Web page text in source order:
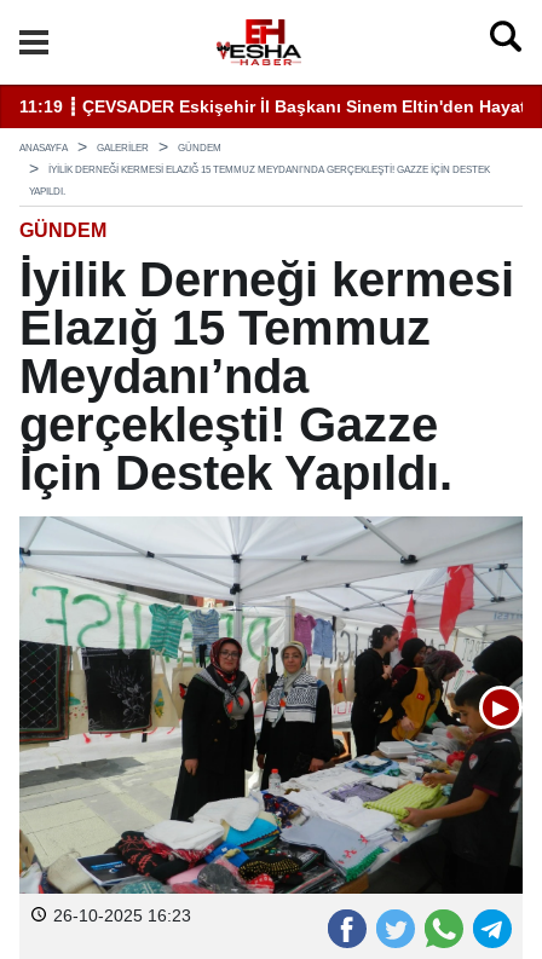
İl Başkanı Sinem Eltin'den Hayati Uyarı Kulaktan Dolma
19:46 ┋ Elazığ'da Sivil
ANASAYFA GALERİLER
GÜNDEM
İYILIK DERNEĞI KERMESI ELAZIĞ 15 TEMMUZ MEYDANI’NDA GERÇEKLEŞTI! GAZZE İÇIN DESTEK
YAPILDI.
GÜNDEM
İyilik Derneği kermesi
Elazığ 15 Temmuz
Meydanı’nda
gerçekleşti! Gazze
İçin Destek Yapıldı.
▶
26-10-2025 16:23